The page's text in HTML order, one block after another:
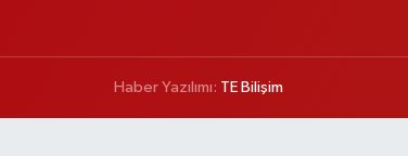
Haber Yazılımı: TE Bilişim